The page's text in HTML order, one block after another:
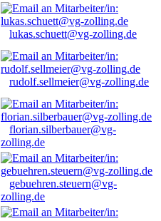
lukas.schuett@vg-zolling.de
rudolf.sellmeier@vg-zolling.de
florian.silberbauer@vg-
zolling.de
gebuehren.steuern@vg-
zolling.de